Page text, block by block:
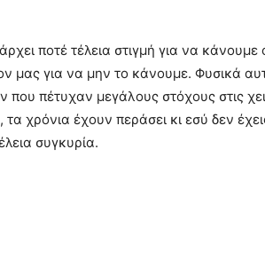
ποτέ τέλεια στιγμή για να
για να μην το κάνουμε. Φυσικά
πέτυχαν μεγάλους στόχους στις
τα χρόνια έχουν περάσει κι εσύ δεν
συγκυρία.